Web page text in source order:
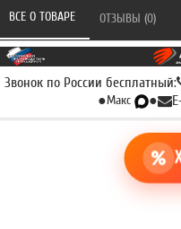
Звонок по России бесплатный:
●Макс ●
ВСЕ О ТОВАРЕ ОТЗЫВЫ (0)